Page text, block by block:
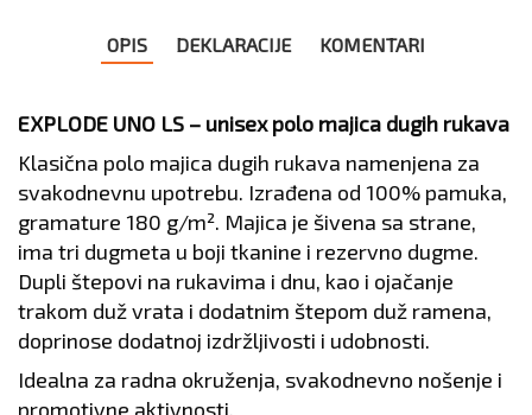
OPIS DEKLARACIJE KOMENTARI
EXPLODE UNO LS – unisex polo majica dugih rukava
Klasična polo majica dugih rukava namenjena za
svakodnevnu upotrebu. Izrađena od 100% pamuka,
gramature 180 g/m². Majica je šivena sa strane,
ima tri dugmeta u boji tkanine i rezervno dugme.
Dupli štepovi na rukavima i dnu, kao i ojačanje
trakom duž vrata i dodatnim štepom duž ramena,
doprinose dodatnoj izdržljivosti i udobnosti.
Idealna za radna okruženja, svakodnevno nošenje i
promotivne aktivnosti.